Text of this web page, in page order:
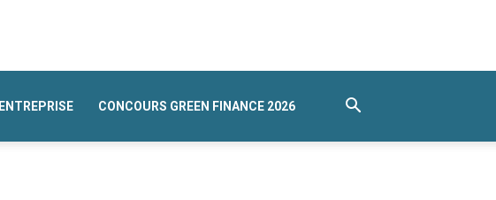
ENTREPRISE CONCOURS GREEN FINANCE 2026